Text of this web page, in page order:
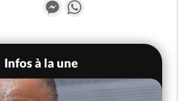
Infos à la une